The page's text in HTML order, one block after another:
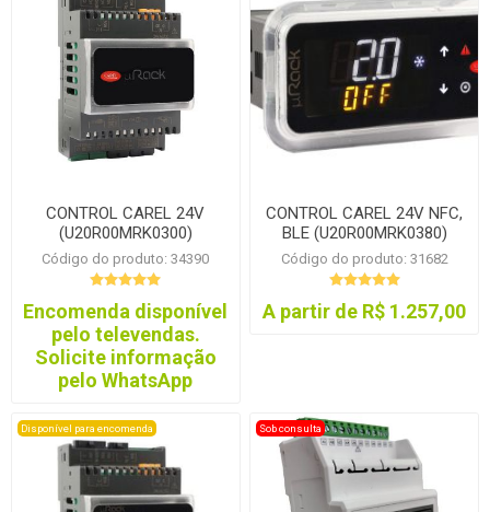
CONTROL CAREL 24V
(U20R00MRK0300)
Código do produto: 34390
Encomenda disponível
pelo televendas.
Solicite informação
pelo WhatsApp
CONTROL CAREL 24V NFC,
BLE (U20R00MRK0380)
Código do produto: 31682
A partir de R$ 1.257,00
Disponível para encomenda Sob consulta